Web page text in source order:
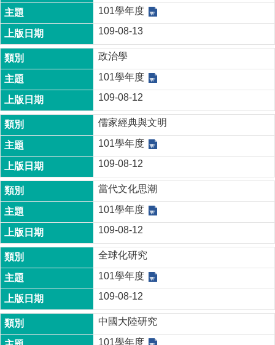
101學年度
109-08-13
政治學
101學年度
109-08-12
儒家經典與文明
101學年度
109-08-12
當代文化思潮
101學年度
109-08-12
全球化研究
101學年度
109-08-12
中國大陸研究
101學年度